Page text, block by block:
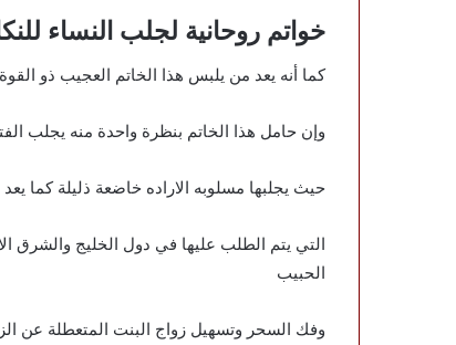
خواتم روحانية لجلب النساء
كما أنه يعد من يلبس هذا الخاتم العجيب ذو
وإن حامل هذا الخاتم بنظرة واحدة منه يجلب
حيث يجلبها مسلوبه الاراده خاضعة ذليلة كما يعد
التي يتم الطلب عليها في دول الخليج والشرق
الحبيب
وفك السحر وتسهيل زواج البنت المتعطلة عن